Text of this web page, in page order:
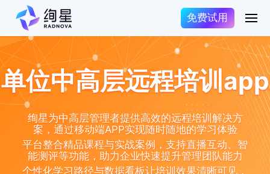
免费试用
单位中高层远程培训app
绚星为中高层管理者提供高效的远程培训解决方
案，通过移动端APP实现随时随地的学习体验
平台整合精品课程与实战案例，支持直播互动、智
能测评等功能，助力企业快速提升管理团队能力
个性化学习路径与数据看板让培训效果清晰可见，